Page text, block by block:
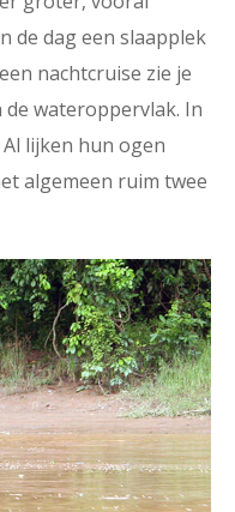
de dag een slaapplek
nachtcruise zie je
wateroppervlak. In
lijken hun ogen
algemeen ruim twee